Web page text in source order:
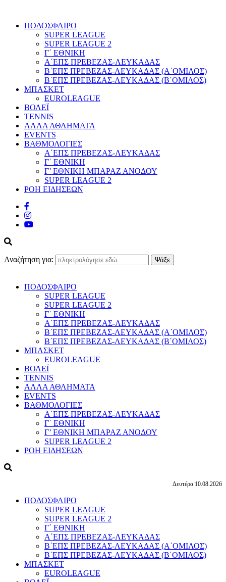
ΠΟΔΟΣΦΑΙΡΟ
SUPER LEAGUE
SUPER LEAGUE 2
Γ΄ ΕΘΝΙΚΗ
Α΄ΕΠΣ ΠΡΕΒΕΖΑΣ-ΛΕΥΚΑΔΑΣ
Β΄ΕΠΣ ΠΡΕΒΕΖΑΣ-ΛΕΥΚΑΔΑΣ (Α΄ΟΜΙΛΟΣ)
Β΄ΕΠΣ ΠΡΕΒΕΖΑΣ-ΛΕΥΚΑΔΑΣ (Β΄ΟΜΙΛΟΣ)
ΜΠΑΣΚΕΤ
EUROLEAGUE
ΒΟΛΕΪ
TENNIS
ΑΛΛΑ ΑΘΛΗΜΑΤΑ
EVENTS
ΒΑΘΜΟΛΟΓΙΕΣ
Α΄ΕΠΣ ΠΡΕΒΕΖΑΣ-ΛΕΥΚΑΔΑΣ
Γ΄ ΕΘΝΙΚΗ
Γ’ ΕΘΝΙΚΗ ΜΠΑΡΑΖ ΑΝΟΔΟΥ
SUPER LEAGUE 2
ΡΟΗ ΕΙΔΗΣΕΩΝ
Αναζήτηση για:
ΠΟΔΟΣΦΑΙΡΟ
SUPER LEAGUE
SUPER LEAGUE 2
Γ΄ ΕΘΝΙΚΗ
Α΄ΕΠΣ ΠΡΕΒΕΖΑΣ-ΛΕΥΚΑΔΑΣ
Β΄ΕΠΣ ΠΡΕΒΕΖΑΣ-ΛΕΥΚΑΔΑΣ (Α΄ΟΜΙΛΟΣ)
Β΄ΕΠΣ ΠΡΕΒΕΖΑΣ-ΛΕΥΚΑΔΑΣ (Β΄ΟΜΙΛΟΣ)
ΜΠΑΣΚΕΤ
EUROLEAGUE
ΒΟΛΕΪ
TENNIS
ΑΛΛΑ ΑΘΛΗΜΑΤΑ
EVENTS
ΒΑΘΜΟΛΟΓΙΕΣ
Α΄ΕΠΣ ΠΡΕΒΕΖΑΣ-ΛΕΥΚΑΔΑΣ
Γ΄ ΕΘΝΙΚΗ
Γ’ ΕΘΝΙΚΗ ΜΠΑΡΑΖ ΑΝΟΔΟΥ
SUPER LEAGUE 2
ΡΟΗ ΕΙΔΗΣΕΩΝ
Δευτέρα 10.08.2026
ΠΟΔΟΣΦΑΙΡΟ
SUPER LEAGUE
SUPER LEAGUE 2
Γ΄ ΕΘΝΙΚΗ
Α΄ΕΠΣ ΠΡΕΒΕΖΑΣ-ΛΕΥΚΑΔΑΣ
Β΄ΕΠΣ ΠΡΕΒΕΖΑΣ-ΛΕΥΚΑΔΑΣ (Α΄ΟΜΙΛΟΣ)
Β΄ΕΠΣ ΠΡΕΒΕΖΑΣ-ΛΕΥΚΑΔΑΣ (Β΄ΟΜΙΛΟΣ)
ΜΠΑΣΚΕΤ
EUROLEAGUE